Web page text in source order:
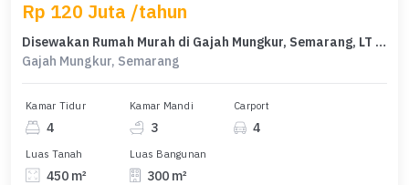
Rp 120 Juta /tahun
Disewakan Rumah Murah di Gajah Mungkur, Semarang, LT 450m²
Gajah Mungkur, Semarang
Kamar Tidur
4
Kamar Mandi
3
Carport
4
Luas Tanah
450 m²
Luas Bangunan
300 m²